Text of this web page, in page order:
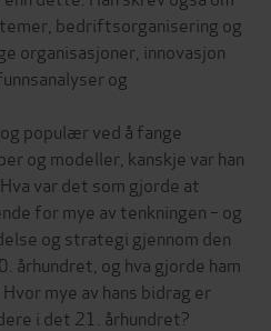
bedriftsorganisering og
organisasjoner, innovasjon
og
populær ved å fange
og modeller, kanskje var han
var det som gjorde at
for mye av tenkningen – og
og strategi gjennom den
århundret, og hva gjorde ham
mye av hans bidrag er
i det 21. århundret?